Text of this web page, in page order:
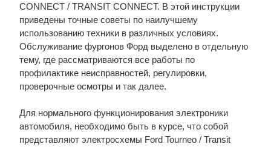
CONNECT / TRANSIT CONNECT. В этой инструкции
приведены точные советы по наилучшему
использованию техники в различных условиях.
Обслуживание фургонов Форд выделено в отдельную
тему, где рассматриваются все работы по
профилактике неисправностей, регулировки,
проверочные осмотры и так далее.
Для нормального функционирования электроники
автомобиля, необходимо быть в курсе, что собой
представляют электросхемы Ford Tourneo / Transit